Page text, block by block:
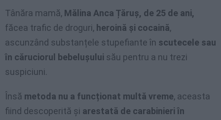
Tânăra mamă, Mălina Anca Țăruș, de 25 de ani,
făcea trafic de droguri, heroină și cocaină,
ascunzând substanțele stupefiante în scutecele sau
în căruciorul bebelușului său pentru a nu trezi
suspiciuni.
Însă metoda nu a funcționat multă vreme, aceasta
fiind descoperită și arestată de carabinieri în